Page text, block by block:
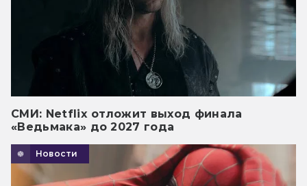
СМИ: Netflix отложит выход финала
«Ведьмака» до 2027 года
Новости